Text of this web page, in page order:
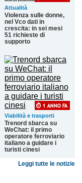
Attualità
Violenza sulle donne,
nel Vco dati in
crescita: in sei mesi
51 richieste di
supporto
Viabilità e trasporti
Trenord sbarca su
WeChat: il primo
operatore ferroviario
italiano a guidare i
turisti cinesi
Leggi tutte le notizie